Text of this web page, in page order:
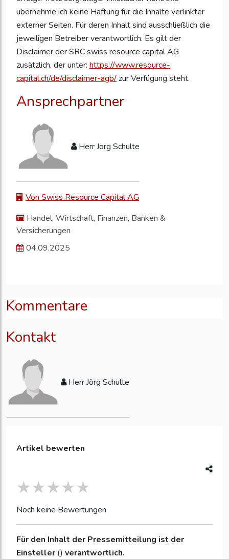
übernehme ich keine Haftung für die Inhalte verlinkter
externer Seiten. Für deren Inhalt sind ausschließlich die
jeweiligen Betreiber verantwortlich. Es gilt der
Disclaimer der SRC swiss resource capital AG
zusätzlich, der unter: https://www.resource-
capital.ch/de/disclaimer-agb/zur Verfügung steht.
Ansprechpartner
Herr Jörg Schulte
Von Swiss Resource Capital AG
Handel, Wirtschaft, Finanzen, Banken &
Versicherungen
04.09.2025
Kommentare
Kontakt
Herr Jörg Schulte
Artikel bewerten
Noch keine Bewertungen
Für den Inhalt der Pressemitteilung ist der
Einsteller () verantwortlich.